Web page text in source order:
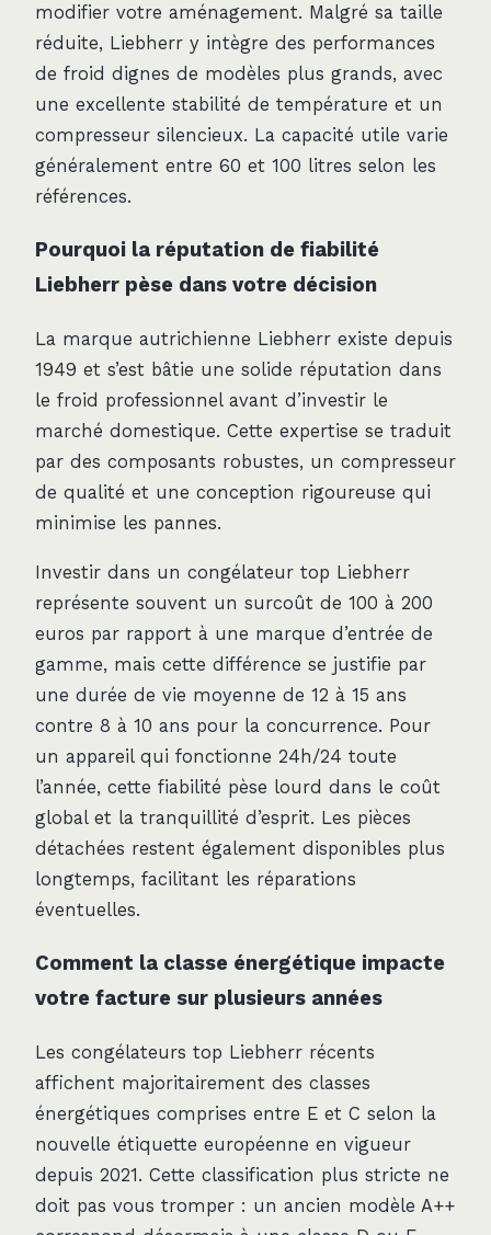
modifier votre aménagement. Malgré sa taille
réduite, Liebherr y intègre des performances
de froid dignes de modèles plus grands, avec
une excellente stabilité de température et un
compresseur silencieux. La capacité utile varie
généralement entre 60 et 100 litres selon les
références.
Pourquoi la réputation de fiabilité
Liebherr pèse dans votre décision
La marque autrichienne Liebherr existe depuis
1949 et s’est bâtie une solide réputation dans
le froid professionnel avant d’investir le
marché domestique. Cette expertise se traduit
par des composants robustes, un compresseur
de qualité et une conception rigoureuse qui
minimise les pannes.
Investir dans un congélateur top Liebherr
représente souvent un surcoût de 100 à 200
euros par rapport à une marque d’entrée de
gamme, mais cette différence se justifie par
une durée de vie moyenne de 12 à 15 ans
contre 8 à 10 ans pour la concurrence. Pour
un appareil qui fonctionne 24h/24 toute
l’année, cette fiabilité pèse lourd dans le coût
global et la tranquillité d’esprit. Les pièces
détachées restent également disponibles plus
longtemps, facilitant les réparations
éventuelles.
Comment la classe énergétique impacte
votre facture sur plusieurs années
Les congélateurs top Liebherr récents
affichent majoritairement des classes
énergétiques comprises entre E et C selon la
nouvelle étiquette européenne en vigueur
depuis 2021. Cette classification plus stricte ne
doit pas vous tromper : un ancien modèle A++